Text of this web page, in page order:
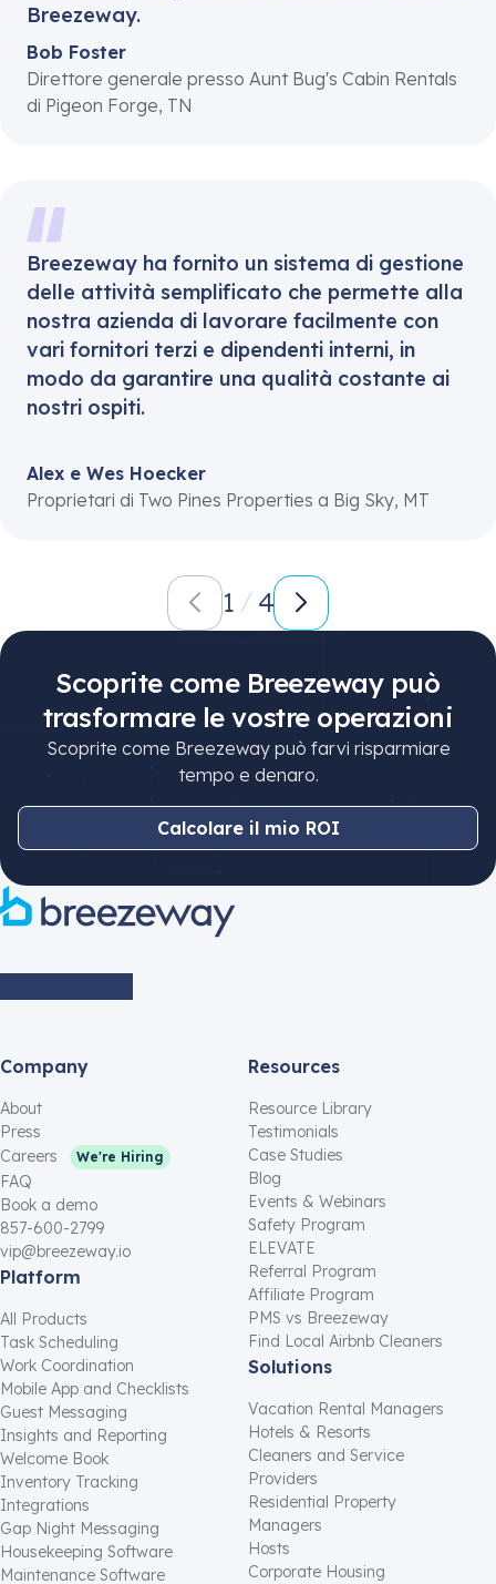
Breezeway.
Bob Foster
Direttore generale presso Aunt Bug's Cabin Rentals
di Pigeon Forge, TN
Breezeway ha fornito un sistema di gestione
delle attività semplificato che permette alla
nostra azienda di lavorare facilmente con
vari fornitori terzi e dipendenti interni, in
modo da garantire una qualità costante ai
nostri ospiti.
Alex e Wes Hoecker
Proprietari di Two Pines Properties a Big Sky, MT
1 4
Scoprite come Breezeway può
trasformare le vostre operazioni
Scoprite come Breezeway può farvi risparmiare
tempo e denaro.
Calcolare il mio ROI
Company
About
Press
Careers
We're Hiring
FAQ
Book a demo
857-600-2799
vip@breezeway.io
Platform
All Products
Task Scheduling
Work Coordination
Mobile App and Checklists
Guest Messaging
Insights and Reporting
Welcome Book
Inventory Tracking
Integrations
Gap Night Messaging
Housekeeping Software
Maintenance Software
Resources
Resource Library
Testimonials
Case Studies
Blog
Events & Webinars
Safety Program
ELEVATE
Referral Program
Affiliate Program
PMS vs Breezeway
Find Local Airbnb Cleaners
Solutions
Vacation Rental Managers
Hotels & Resorts
Cleaners and Service
Providers
Residential Property
Managers
Hosts
Corporate Housing